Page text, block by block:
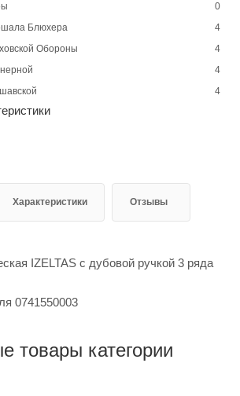
0
Блюхера
4
Обороны
4
4
4
Характеристики Отзывы
IZELTAS с дубовой ручкой 3 ряда
0741550003
товары категории